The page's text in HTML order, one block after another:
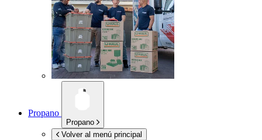
Propano
Propano
Volver al menú principal